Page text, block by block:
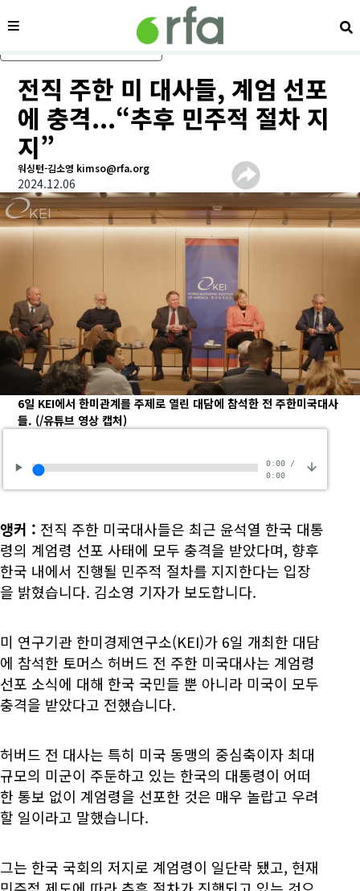
메인 콘텐츠로 건너뛰기
메뉴 검
전직 주한 미 대사들, 계엄 선포
에 충격...“추후 민주적 절차 지
지”
워싱턴-김소영 kimso@rfa.org
2024.12.06
6일 KEI에서 한미관계를 주제로 열린 대담에 참석한 전 주한미국대사
들. (/유튜브 영상 캡처)
0:00/
0:00
앵커 : 전직 주한 미국대사들은 최근 윤석열 한국 대통
령의 계엄령 선포 사태에 모두 충격을 받았다며, 향후
한국 내에서 진행될 민주적 절차를 지지한다는 입장
을 밝혔습니다. 김소영 기자가 보도합니다.
미 연구기관 한미경제연구소(KEI)가 6일 개최한 대담
에 참석한 토머스 허버드 전 주한 미국대사는 계엄령
선포 소식에 대해 한국 국민들 뿐 아니라 미국이 모두
충격을 받았다고 전했습니다.
허버드 전 대사는 특히 미국 동맹의 중심축이자 최대
규모의 미군이 주둔하고 있는 한국의 대통령이 어떠
한 통보 없이 계엄령을 선포한 것은 매우 놀랍고 우려
할 일이라고 말했습니다.
그는 한국 국회의 저지로 계엄령이 일단락 됐고, 현재